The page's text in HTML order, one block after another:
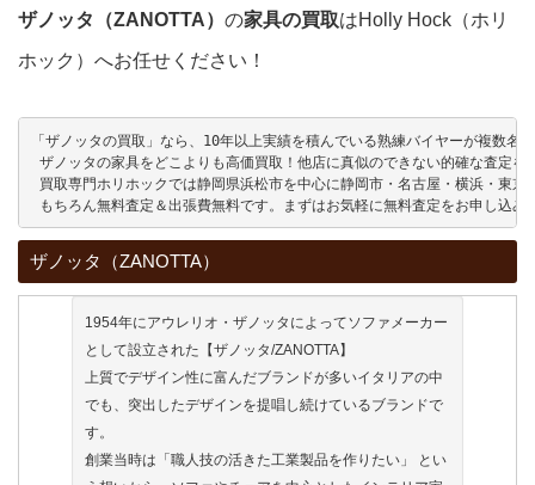
ザノッタ（ZANOTTA） の家具の買取はHolly Hock（ホリ
ホック）へお任せください！
「ザノッタの買取」なら、10年以上実績を積んでいる熟練バイヤーが複数
ザノッタの家具をどこよりも高価買取！他店に真似のできない的確な査定を
買取専門ホリホックでは静岡県浜松市を中心に静岡市・名古屋・横浜・東
もちろん無料査定＆出張費無料です。まずはお気軽に無料査定をお申し込み
ザノッタ（ZANOTTA）
1954年にアウレリオ・ザノッタによってソファメーカー
として設立された【ザノッタ/ZANOTTA】
上質でデザイン性に富んだブランドが多いイタリアの中
でも、突出したデザインを提唱し続けているブランドで
す。
創業当時は「職人技の活きた工業製品を作りたい」 とい